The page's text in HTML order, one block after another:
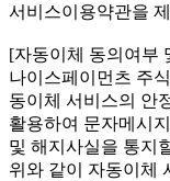
서비스이용약관을
[자동이체 동의여부
나이스페이먼츠 주
동이체 서비스의 안
활용하여 문자메시
및 해지사실을 통지
위와 같이 자동이체